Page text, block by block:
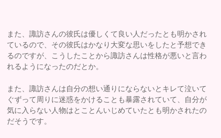
また、諏訪さんの彼氏は優しくて良い人だったとも明かされ
ているので、その彼氏はかなり大変な思いをしたと予想でき
るのですが、こうしたことから諏訪さんは性格が悪いと言わ
れるようになったのだとか。
また、諏訪さんは自分の想い通りにならないとキレて泣いて
ぐずって周りに迷惑をかけることも暴露されていて、自分が
気に入らない人物はとことんいじめていたとも明かされたの
だそうです。